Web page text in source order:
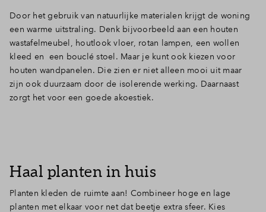
Door het gebruik van natuurlijke materialen krijgt de woning
een warme uitstraling. Denk bijvoorbeeld aan een houten
wastafelmeubel, houtlook vloer, rotan lampen, een wollen
kleed en een bouclé stoel. Maar je kunt ook kiezen voor
houten wandpanelen. Die zien er niet alleen mooi uit maar
zijn ook duurzaam door de isolerende werking. Daarnaast
zorgt het voor een goede akoestiek.
Haal planten in huis
Planten kleden de ruimte aan! Combineer hoge en lage
planten met elkaar voor net dat beetje extra sfeer. Kies